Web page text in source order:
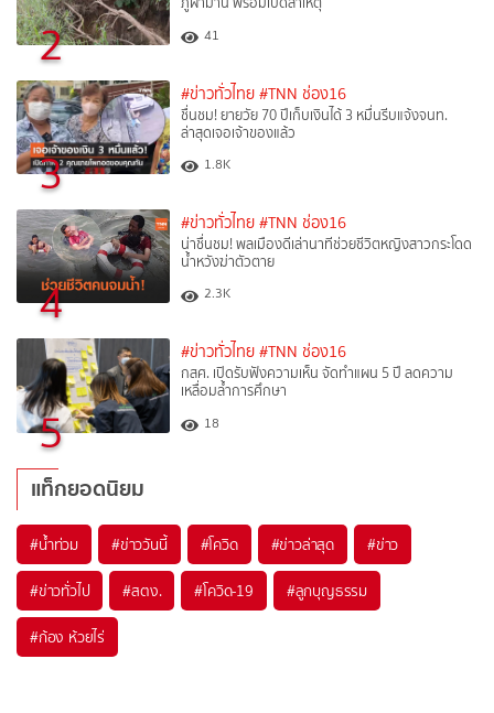
2 41
3
#ข่าวทั่วไทย #TNN ช่อง16
ชื่นชม! ยายวัย 70 ปีเก็บเงินได้ 3 หมื่นรีบแจ้งจนท.
ล่าสุดเจอเจ้าของแล้ว
1.8K
4
#ข่าวทั่วไทย #TNN ช่อง16
น่าชื่นชม! พลเมืองดีเล่านาทีช่วยชีวิตหญิงสาวกระโดด
น้ำหวังฆ่าตัวตาย
2.3K
5
#ข่าวทั่วไทย #TNN ช่อง16
กสศ. เปิดรับฟังความเห็น จัดทำแผน 5 ปี ลดความ
เหลื่อมล้ำการศึกษา
18
แท็กยอดนิยม
#น้ำท่วม #ข่าววันนี้ #โควิด #ข่าวล่าสุด #ข่าว
#ข่าวทั่วไป #สตง. #โควิด-19 #ลูกบุญธรรม
#ก้อง ห้วยไร่